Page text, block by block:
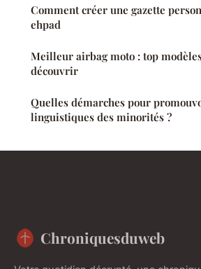
Comment créer une gazette
ehpad
Meilleur airbag moto : top
découvrir
Quelles démarches pour
linguistiques des minorités ?
Chroniquesduweb